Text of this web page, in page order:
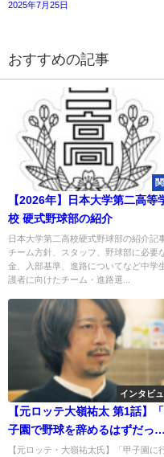
2025年7月25日
おすすめの記事
【2026年】日本大学第二高等
校 硬式野球部の紹介
日本大学第二高校硬式野球部の紹介記
チーム方針、スタッフ、野球部に必要
金、入部基準、進路についてなど中学
護者に向けたチーム・進路選...
インタビ
【元ロッテ大嶺祐太 第1話】
子園で野球を辞めるはずだっ
た」石垣島のスターが明かす
【元ロッテ・大嶺祐太氏】「甲子園に